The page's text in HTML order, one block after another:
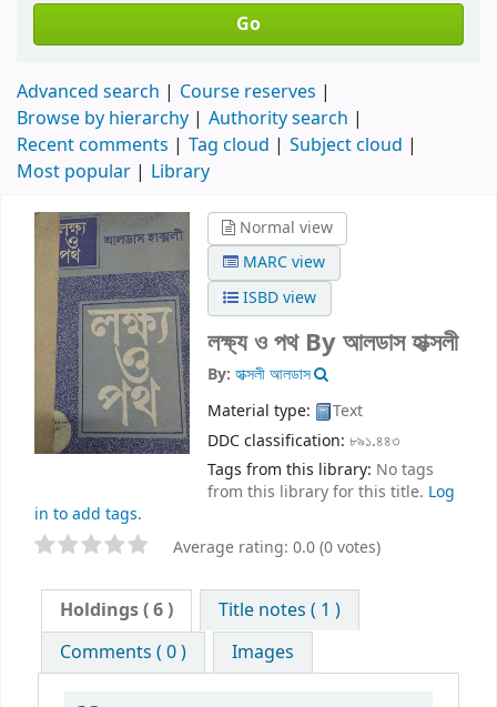
Go
Advanced search
Course reserves
Browse by hierarchy
Authority search
Recent comments
Tag cloud
Subject cloud
Most popular
Library
Normal view
MARC view
ISBD view
লক্ষ্য ও পথ By আলডাস হাক্সলী
By: হাক্সলী আলডাস
Material type:
Text
DDC classification: ৮৯১.৪৪৩
Tags from this library: No tags
from this library for this title. Log
in to add tags.
Average rating: 0.0 (0 votes)
Holdings( 6 )
Title notes ( 1 )
Comments ( 0 )
Images